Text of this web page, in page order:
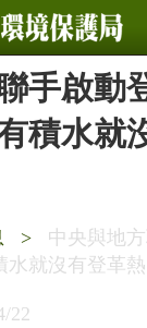
手啟動
積水就
>
中央與地
就沒有登革熱
22